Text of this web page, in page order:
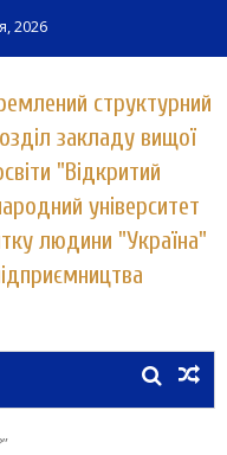
2026
структурний
закладу вищої
"Відкритий
університет
людини "Україна"
УНІВЕРСИТЕТУ "УКРАЇНА"